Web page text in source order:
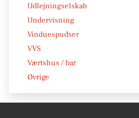
Udlejningselskab
Undervisning
Vinduespudser
VVS
Værtshus / bar
Øvrige